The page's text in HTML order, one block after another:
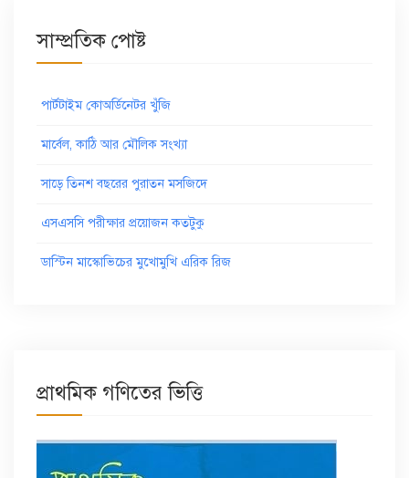
সাম্প্রতিক পোষ্ট
পার্টটাইম কোঅর্ডিনেটর খুঁজি
মার্বেল, কাঠি আর মৌলিক সংখ্যা
সাড়ে তিনশ বছরের পুরাতন মসজিদে
এসএসসি পরীক্ষার প্রয়োজন কতটুকু
ডাস্টিন মাস্কোভিচের মুখোমুখি এরিক রিজ
প্রাথমিক গণিতের ভিত্তি